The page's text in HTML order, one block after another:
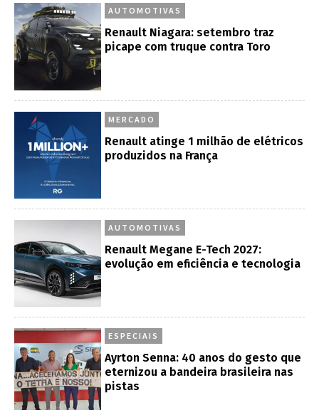
AUTOMOTIVAS
Renault Niagara: setembro traz
picape com truque contra Toro
MERCADO
Renault atinge 1 milhão de elétricos
produzidos na França
AUTOMOTIVAS
Renault Megane E-Tech 2027:
evolução em eficiência e tecnologia
ESPECIAIS
Ayrton Senna: 40 anos do gesto que
eternizou a bandeira brasileira nas
pistas